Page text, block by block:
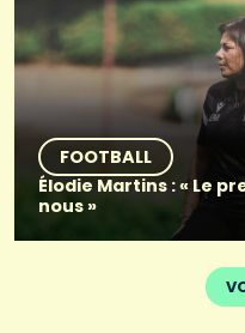
FOOTBALL
Élodie Martins : « Le
nous »